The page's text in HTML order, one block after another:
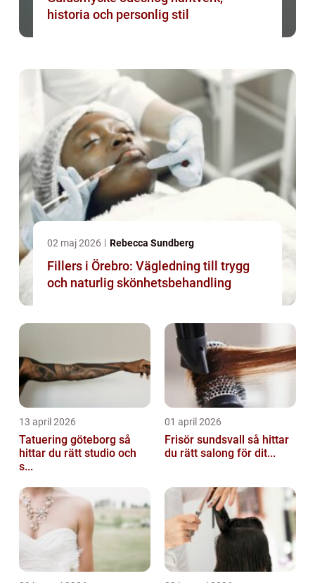
historia och personlig stil
02 maj 2026 Rebecca Sundberg
Fillers i Örebro: Vägledning till trygg
och naturlig skönhetsbehandling
13 april 2026
Tatuering göteborg så
hittar du rätt studio och
s...
01 april 2026
Frisör sundsvall så hittar
du rätt salong för dit...